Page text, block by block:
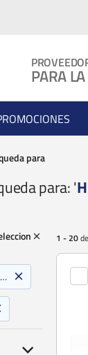
PARA
para
para: '
Mochilas para notebooks, Mouse alаmbricos, Mouse inalаmbricos, Teclados estаndar
1 - 20de